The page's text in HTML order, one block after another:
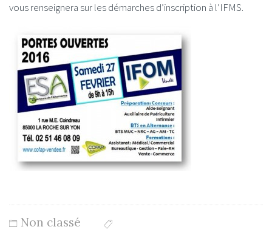
vous renseignera sur les démarches d’inscription à l’IFMS.
Non classé